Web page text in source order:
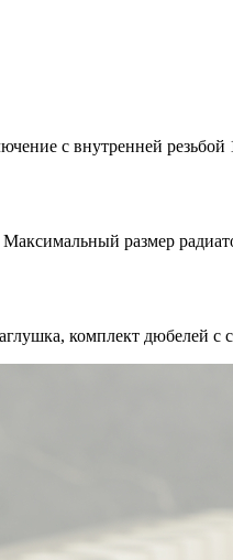
с внутренней
Максимальный размер
комплект дюбелей с